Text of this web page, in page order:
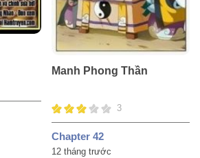
Manh Phong Thần
3
Chapter 42
12 tháng trước